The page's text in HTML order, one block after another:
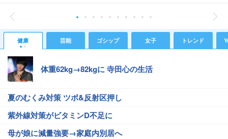
健康 芸能 ゴシップ 女子 トレンド
体重62kg→82kgに 寺田心の生活
夏のむくみ対策 ツボ&反射区押し
紫外線対策がビタミンD不足に
母が娘に減量強要→家庭内別居へ